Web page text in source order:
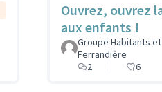
Ouvrez, ouvrez
aux enfants !
Groupe Habitants
Ferrandière
2
6